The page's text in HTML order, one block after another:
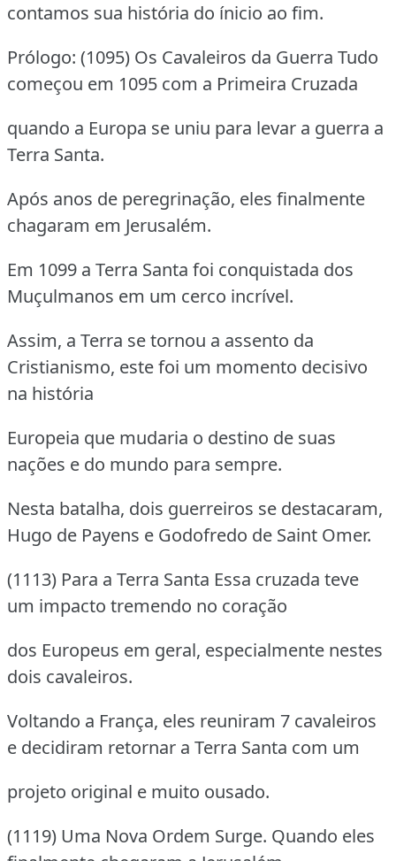
contamos sua história do ínicio ao fim.
Prólogo: (1095) Os Cavaleiros da Guerra Tudo
começou em 1095 com a Primeira Cruzada
quando a Europa se uniu para levar a guerra a
Terra Santa.
Após anos de peregrinação, eles finalmente
chagaram em Jerusalém.
Em 1099 a Terra Santa foi conquistada dos
Muçulmanos em um cerco incrível.
Assim, a Terra se tornou a assento da
Cristianismo, este foi um momento decisivo
na história
Europeia que mudaria o destino de suas
nações e do mundo para sempre.
Nesta batalha, dois guerreiros se destacaram,
Hugo de Payens e Godofredo de Saint Omer.
(1113) Para a Terra Santa Essa cruzada teve
um impacto tremendo no coração
dos Europeus em geral, especialmente nestes
dois cavaleiros.
Voltando a França, eles reuniram 7 cavaleiros
e decidiram retornar a Terra Santa com um
projeto original e muito ousado.
(1119) Uma Nova Ordem Surge. Quando eles